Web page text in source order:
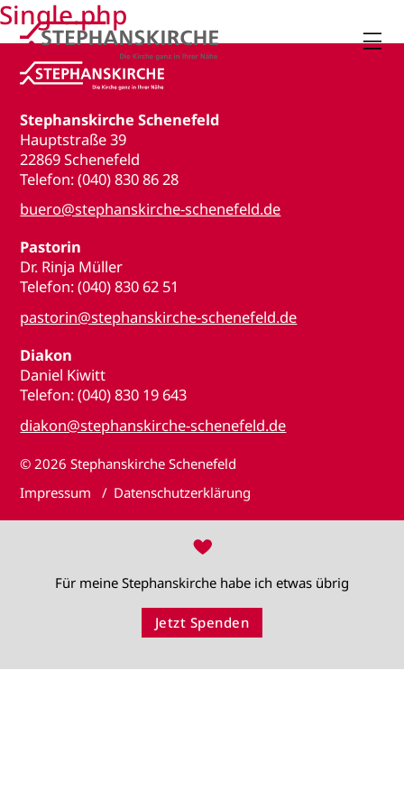

Stephanskirche Schenefeld
Hauptstraße 39
22869 Schenefeld
Telefon: (040) 830 86 28
buero@stephanskirche-schenefeld.de
Pastorin
Dr. Rinja Müller
Telefon: (040) 830 62 51
pastorin@stephanskirche-schenefeld.de
Diakon
Daniel Kiwitt
Telefon: (040) 830 19 643
diakon@stephanskirche-schenefeld.de
© 2026 Stephanskirche Schenefeld
Impressum
Datenschutzerklärung
♥
Für meine Stephanskirche habe ich etwas übrig
Jetzt Spenden